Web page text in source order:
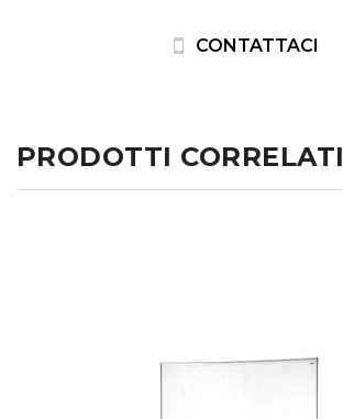
CONTATTACI
PRODOTTI CORRELATI